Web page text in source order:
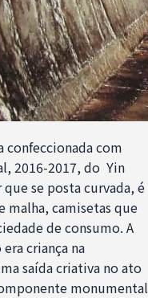
confeccionada com
2016-2017, do Yin
se posta curvada, é
malha, camisetas que
de consumo. A
criança na
saída criativa no ato
monumental